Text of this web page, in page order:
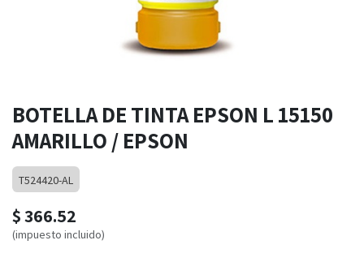
BOTELLA DE TINTA EPSON L 15150
AMARILLO / EPSON
T524420-AL
$366.52
(impuesto incluido)